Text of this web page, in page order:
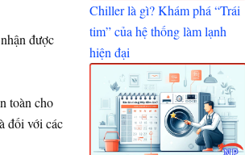
được
toàn cho
đối với các
Chiller là gì? Khám phá “Trái
tim” của hệ thống làm lạnh
hiện đại